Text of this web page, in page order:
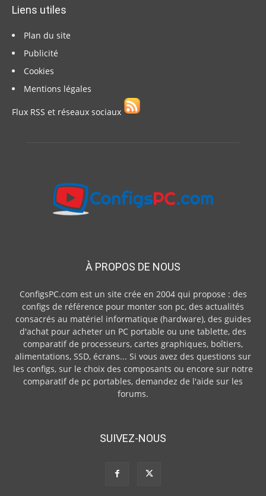
Liens utiles
Plan du site
Publicité
Cookies
Mentions légales
Flux RSS et réseaux sociaux
À PROPOS DE NOUS
ConfigsPC.com est un site crée en 2004 qui propose : des
configs de référence pour monter son pc, des actualités
consacrés au matériel informatique (hardware), des guides
d'achat pour acheter un PC portable ou une tablette, des
comparatif de processeurs, cartes graphiques, boîtiers,
alimentations, SSD, écrans... Si vous avez des questions sur
les configs, sur le choix des composants ou encore sur notre
comparatif de pc portables, demandez de l'aide sur les
forums.
SUIVEZ-NOUS